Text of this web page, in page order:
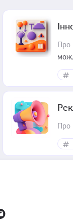
Про
Про